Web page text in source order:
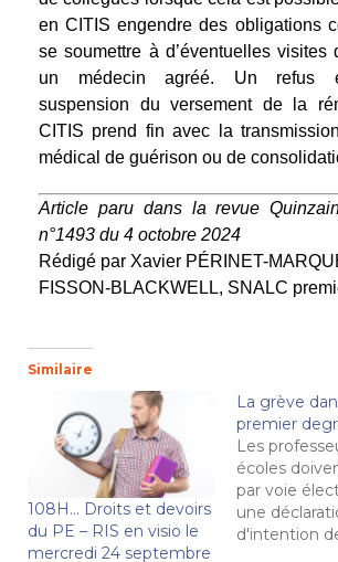
en CITIS engendre des obligations
se soumettre à d’éventuelles visites
un médecin agréé. Un refus
suspension du versement de la
CITIS prend fin avec la
médical de guérison ou de
Article paru dans la revue
n°1493 du 4 octobre 2024
Rédigé par Xavier PÉRINET-
FISSON-BLACKWELL, SNALC
Similaire
108H… Droits et devoirs
du PE – RIS en visio le
mercredi 24 septembre
La grève
premier
Les
écoles
par voie
une
d'intention